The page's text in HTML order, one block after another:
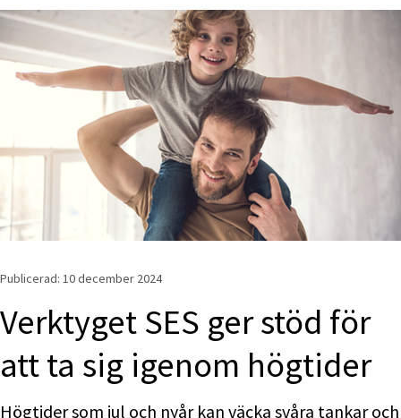
Publicerad: 10 december 2024
Verktyget SES ger stöd för
att ta sig igenom högtider
Högtider som jul och nyår kan väcka svåra tankar och